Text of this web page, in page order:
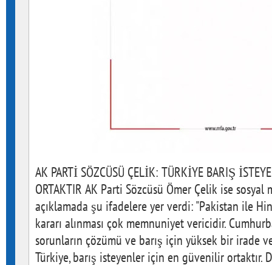
AK PARTİ SÖZCÜSÜ ÇELİK: TÜRKİYE BARIŞ
ORTAKTIR AK Parti Sözcüsü Ömer Çelik ise sosyal
açıklamada şu ifadelere yer verdi: "Pakistan ile
kararı alınması çok memnuniyet vericidir.
sorunların çözümü ve barış için yüksek bir irade
Türkiye, barış isteyenler için en güvenilir ortaktır.